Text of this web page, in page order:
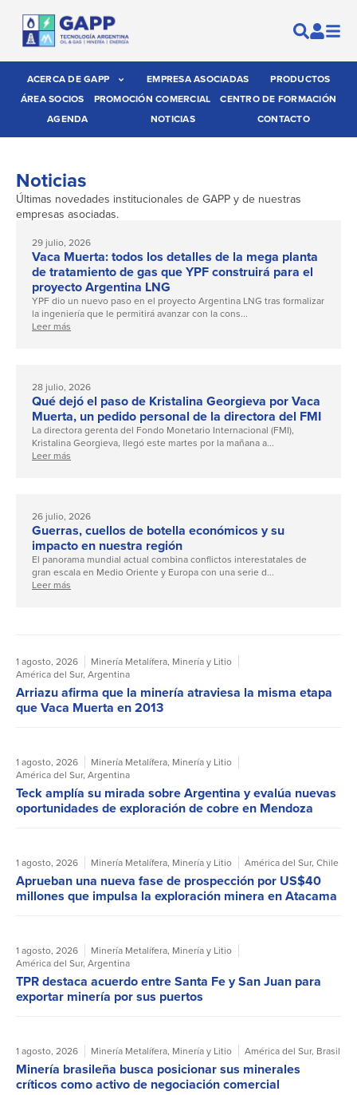
ACERCA DE GAPP EMPRESA ASOCIADAS
PRODUCTOS
ÁREA SOCIOS
PROMOCIÓN COMERCIAL
CENTRO DE FORMACIÓN
AGENDA
NOTICIAS CONTACTO
1 agosto, 2026 Minería Metalífera, Minería y Litio
América del Sur, Argentina
Arriazu afirma que la minería atraviesa la misma etapa
que Vaca Muerta en 2013
1 agosto, 2026 Minería Metalífera, Minería y Litio
América del Sur, Argentina
Teck amplía su mirada sobre Argentina y evalúa nuevas
oportunidades de exploración de cobre en Mendoza
1 agosto, 2026 Minería Metalífera, Minería y Litio América del Sur, Chile
Aprueban una nueva fase de prospección por US$40
millones que impulsa la exploración minera en Atacama
1 agosto, 2026 Minería Metalífera, Minería y Litio
América del Sur, Argentina
TPR destaca acuerdo entre Santa Fe y San Juan para
exportar minería por sus puertos
1 agosto, 2026 Minería Metalífera, Minería y Litio América del Sur, Brasil
Minería brasileña busca posicionar sus minerales
críticos como activo de negociación comercial
Noticias
Últimas novedades institucionales de GAPP y de nuestras
empresas asociadas.
29 julio, 2026
Vaca Muerta: todos los detalles de la mega planta
de tratamiento de gas que YPF construirá para el
proyecto Argentina LNG
YPF dio un nuevo paso en el proyecto Argentina LNG tras formalizar
la ingeniería que le permitirá avanzar con la cons...
Leer más
28 julio, 2026
Qué dejó el paso de Kristalina Georgieva por Vaca
Muerta, un pedido personal de la directora del FMI
La directora gerenta del Fondo Monetario Internacional (FMI),
Kristalina Georgieva, llegó este martes por la mañana a...
Leer más
26 julio, 2026
Guerras, cuellos de botella económicos y su
impacto en nuestra región
El panorama mundial actual combina conflictos interestatales de
gran escala en Medio Oriente y Europa con una serie d...
Leer más